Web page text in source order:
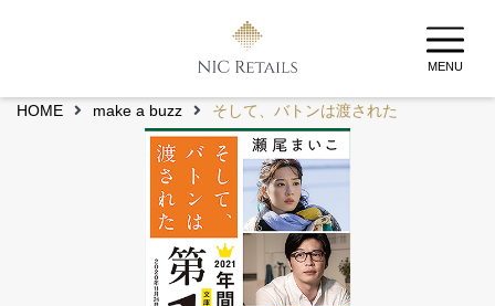
MENU
HOME make a buzz そして、バトンは渡された